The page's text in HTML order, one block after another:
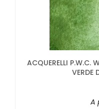
ACQUERELLI P.W.C.
VERDE
A